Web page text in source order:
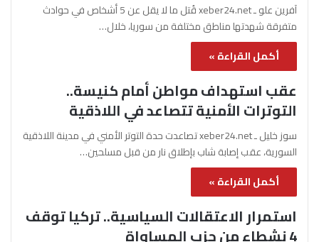
آفرين علو ـ xeber24.net قُتل ما لا يقل عن 5 أشخاص في حوادث
متفرقة شهدتها مناطق مختلفة من سوريا، خلال…
أكمل القراءة »
عقب استهداف مواطن أمام كنيسة..
التوترات الأمنية تتصاعد في اللاذقية
سوز خليل ـ xeber24.net تصاعدت حدة التوتر الأمني في مدينة اللاذقية
السورية، عقب إصابة شاب بإطلاق نار من قبل مسلحين…
أكمل القراءة »
استمرار الاعتقالات السياسية.. تركيا توقف
4 نشطاء من حزب المساواة